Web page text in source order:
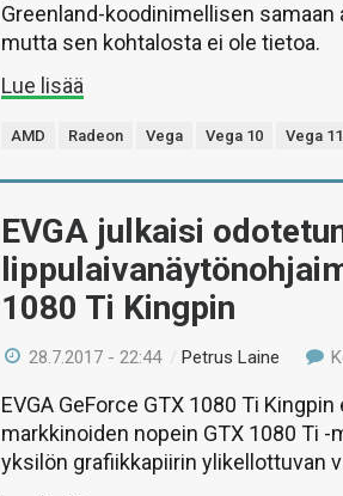
Greenland-koodinimellisen
mutta sen kohtalosta ei ole tietoa.
Lue lisää
AMD Radeon Vega Vega 10 Vega 11
EVGA julkaisi
1080 Ti Kingpin
28.7.2017 - 22:44 /Petrus Laine
EVGA GeForce GTX 1080 Ti
markkinoiden nopein GTX 1080 Ti -
yksilön grafiikkapiirin ylikellottuvan